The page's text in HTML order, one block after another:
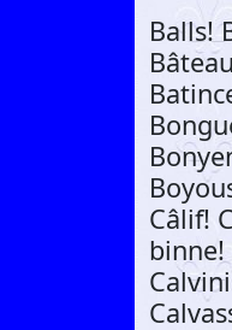
Balls!
Câlif!